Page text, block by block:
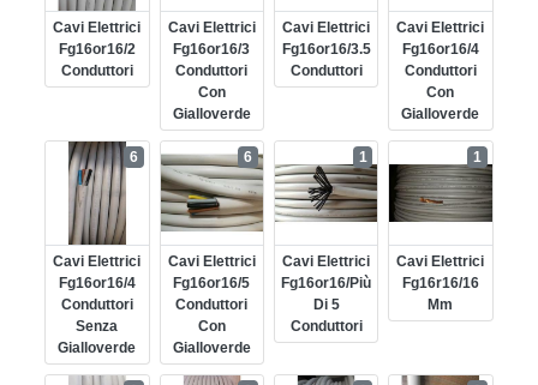
Cavi Elettrici
Fg16or16/2
Conduttori
Cavi Elettrici
Fg16or16/3
Conduttori
Con
Gialloverde
Cavi Elettrici
Fg16or16/3.5
Conduttori
Cavi Elettrici
Fg16or16/4
Conduttori
Con
Gialloverde
Cavi Elettrici
Fg16or16/4
Conduttori
Senza
Gialloverde
6
Cavi Elettrici
Fg16or16/5
Conduttori
Con
Gialloverde
6
Cavi Elettrici
Fg16or16/più
Di 5
Conduttori
1
Cavi Elettrici
Fg16r16/16
Mm
1